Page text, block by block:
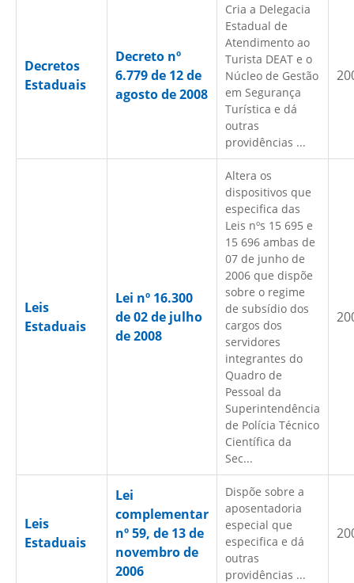
Decretos
Estaduais
Decreto nº
6.779 de 12 de
agosto de 2008
Cria a Delegacia
Estadual de
Atendimento ao
Turista DEAT e o
Núcleo de Gestão
em Segurança
Turística e dá
outras
providências ...
Leis
Estaduais
Lei nº 16.300
de 02 de julho
de 2008
Altera os
dispositivos que
especifica das
Leis nºs 15 695 e
15 696 ambas de
07 de junho de
2006 que dispõe
sobre o regime
de subsídio dos
cargos dos
servidores
integrantes do
Quadro de
Pessoal da
Superintendência
de Polícia Técnico
Científica da
Sec...
Leis
Estaduais
Lei
complementar
nº 59, de 13 de
novembro de
2006
Dispõe sobre a
aposentadoria
especial que
especifica e dá
outras
providências ...